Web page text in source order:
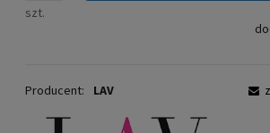
szt.
Producent: LAV